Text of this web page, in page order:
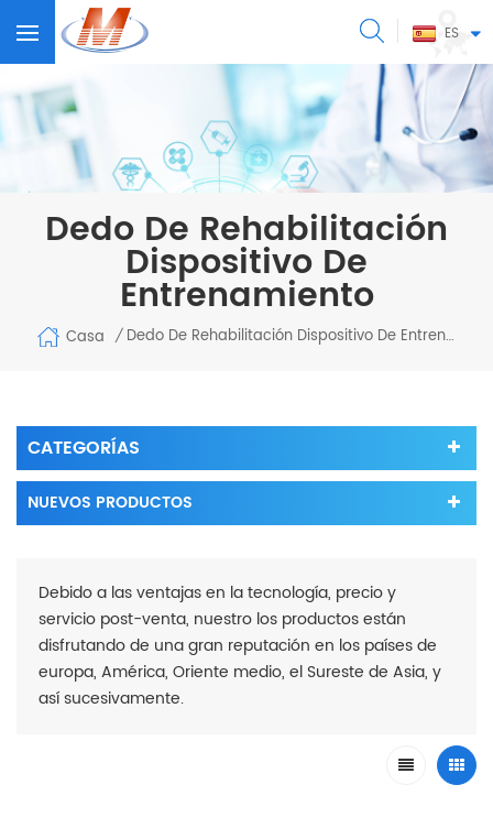
ES
Dedo De Rehabilitación
Dispositivo De
Entrenamiento
Casa / Dedo De Rehabilitación Dispositivo De Entrenamiento
CATEGORÍAS
NUEVOS PRODUCTOS
Debido a las ventajas en la tecnología, precio y
servicio post-venta, nuestro los productos están
disfrutando de una gran reputación en los países de
europa, América, Oriente medio, el Sureste de Asia, y
así sucesivamente.